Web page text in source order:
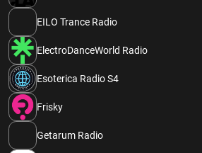
EILO Trance Radio
ElectroDanceWorld Radio
Esoterica Radio S4
Frisky
Getarum Radio